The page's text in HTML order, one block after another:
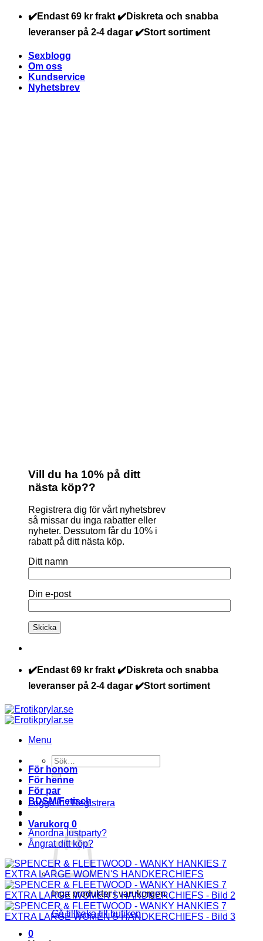
Skip
content
✔️Endast 69 kr frakt ✔️Diskreta och snabba
leveranser på 2-4 dagar ✔️Stort sortiment
Sexblogg
Om oss
Kundservice
Nyhetsbrev
Vill du ha 10% på ditt
nästa köp??
Registrera dig för vårt nyhetsbrev
så missar du inga rabatter eller
nyheter. Dessutom får du 10% i
rabatt på ditt nästa köp.
Ditt namn
Din e-post
✔️Endast 69 kr frakt ✔️Diskreta och snabba
leveranser på 2-4 dagar ✔️Stort sortiment
Menu
Sök
efter:
Logga in / Registrera
Varukorg 0
Inga produkter i varukorgen.
Gå tillbaka till butiken
0
För honom
För henne
För par
BDSM/Fetisch
Anordna lustparty?
Ångrat ditt köp?